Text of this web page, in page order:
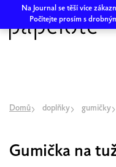
obsah
Na Journal se těší více
Počítejte prosím s
Domů doplňky gumičky
Gumička na